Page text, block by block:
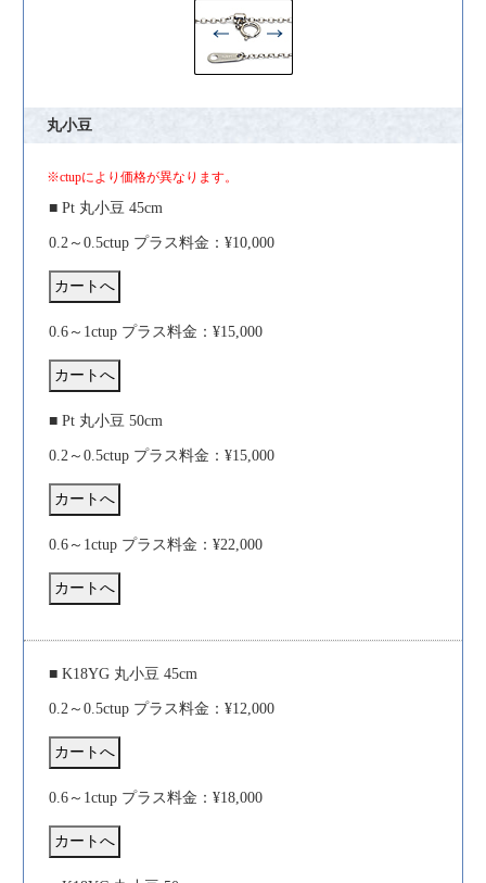
丸小豆
※ctupにより価格が異なります。
■ Pt 丸小豆 45cm
0.2～0.5ctup プラス料金：¥10,000
0.6～1ctup プラス料金：¥15,000
■ Pt 丸小豆 50cm
0.2～0.5ctup プラス料金：¥15,000
0.6～1ctup プラス料金：¥22,000
■ K18YG 丸小豆 45cm
0.2～0.5ctup プラス料金：¥12,000
0.6～1ctup プラス料金：¥18,000